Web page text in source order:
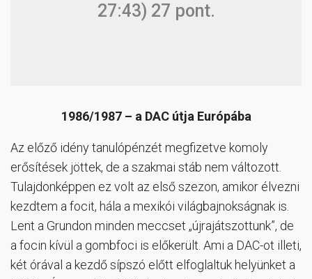
27:43) 27 pont.
1986/1987 – a DAC útja Európába
Az előző idény tanulópénzét megfizetve komoly
erősítések jöttek, de a szakmai stáb nem változott.
Tulajdonképpen ez volt az első szezon, amikor élvezni
kezdtem a focit, hála a mexikói világbajnokságnak is.
Lent a Grundon minden meccset „újrajátszottunk”, de
a focin kívül a gombfoci is előkerült. Ami a DAC-ot illeti,
két órával a kezdő sípszó előtt elfoglaltuk helyünket a